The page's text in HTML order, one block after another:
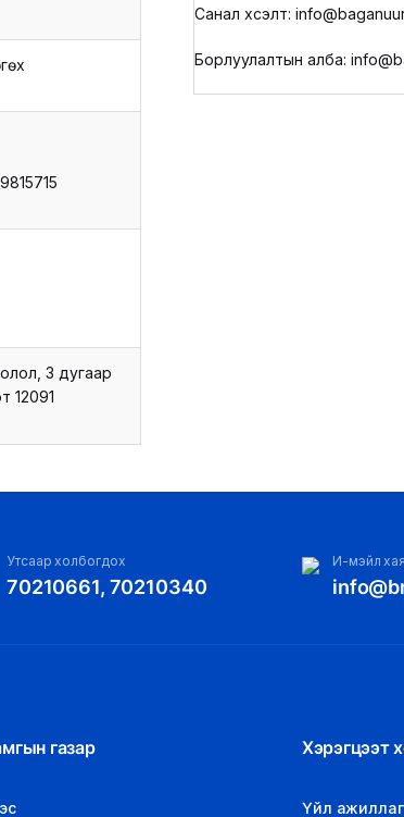
3 дугаар
12091
Санал хүсэлт:
Борлуулалтын алба:
Утсаар холбогдох
70210661, 70210340
И-мэйл
газар Хэрэгцээт
Үйл